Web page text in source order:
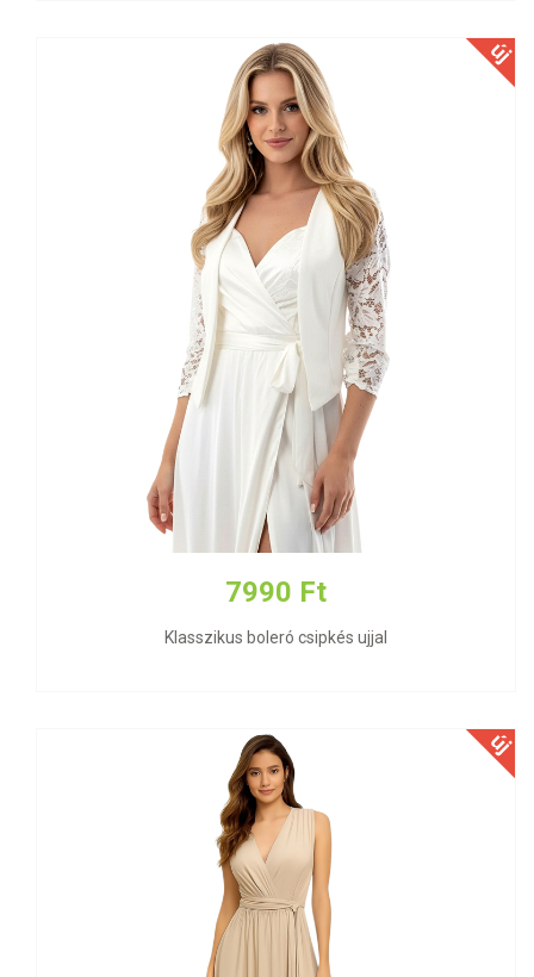
7990 Ft
Klasszikus boleró csipkés ujjal